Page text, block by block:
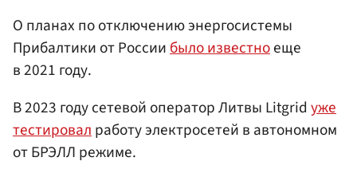
О планах по отключению энергосистемы
Прибалтики от России было известноеще
в 2021 году.
В 2023 году сетевой оператор Литвы Litgrid уже
тестировалработу электросетей в автономном
от БРЭЛЛ режиме.